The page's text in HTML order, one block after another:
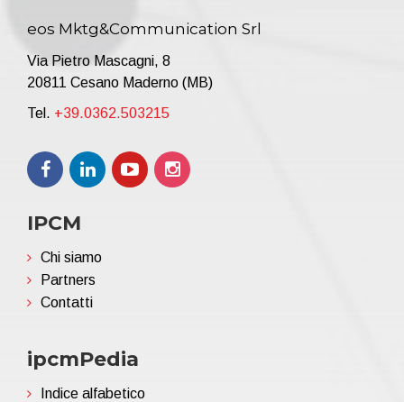
eos Mktg&Communication Srl
Via Pietro Mascagni, 8
20811 Cesano Maderno (MB)
Tel. +39.0362.503215
IPCM
Chi siamo
Partners
Contatti
ipcmPedia
Indice alfabetico